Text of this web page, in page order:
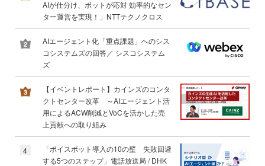
AIが仕分け、ボットが応対 効率的なセン
ター運営を実現！」NTTテクノクロス
AIエージェント化「重点課題」へのシス
コシステムズの回答／ シスコシステム
ズ
【イベントレポート】カインズのコンタ
クトセンター改革 ～AIエージェント活
用によるACW削減とVoCを活かした売
上貢献への取り組み
4
「ボイスボット導入の10の壁 失敗回避
する5つのステップ」電話放送局 / DHK